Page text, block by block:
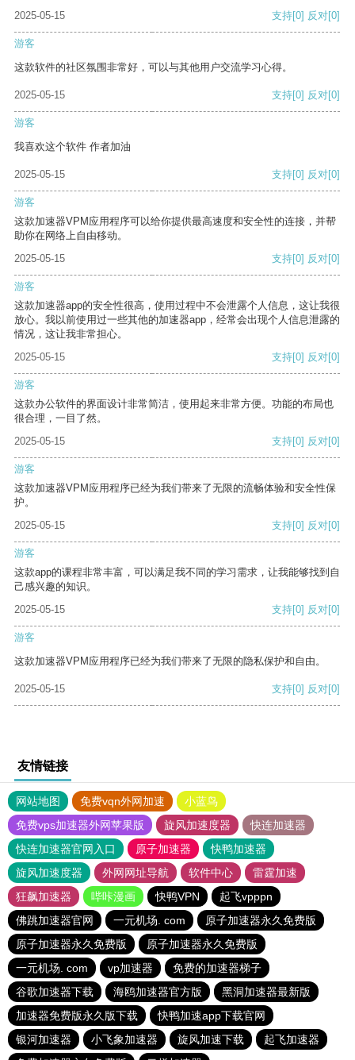
2025-05-15 支持[0] 反对[0]
游客
这款软件的社区氛围非常好，可以与其他用户交流学习心得。
2025-05-15 支持[0] 反对[0]
游客
我喜欢这个软件 作者加油
2025-05-15 支持[0] 反对[0]
游客
这款加速器VPM应用程序可以给你提供最高速度和安全性的连接，并帮
助你在网络上自由移动。
2025-05-15
支持[0] 反对[0]
游客
这款加速器app的安全性很高，使用过程中不会泄露个人信息，这让我很
放心。我以前使用过一些其他的加速器app，经常会出现个人信息泄露的
情况，这让我非常担心。
2025-05-15
支持[0] 反对[0]
游客
这款办公软件的界面设计非常简洁，使用起来非常方便。功能的布局也
很合理，一目了然。
2025-05-15
支持[0] 反对[0]
游客
这款加速器VPM应用程序已经为我们带来了无限的流畅体验和安全性保
护。
2025-05-15
支持[0] 反对[0]
游客
这款app的课程非常丰富，可以满足我不同的学习需求，让我能够找到自
己感兴趣的知识。
2025-05-15
支持[0] 反对[0]
游客
这款加速器VPM应用程序已经为我们带来了无限的隐私保护和自由。
2025-05-15 支持[0] 反对[0]
友情链接
网站地图 免费vqn外网加速
小蓝鸟
免费vps加速器外网苹果版
旋风加速度器
快连加速器
快连加速器官网入口
原子加速器
快鸭加速器
旋风加速度器
外网网址导航 软件中心
雷霆加速
狂飙加速器
哔咔漫画 快鸭VPN
起飞vpppn
佛跳加速器官网
一元机场. com
原子加速器永久免费版
原子加速器永久免费版
原子加速器永久免费版
一元机场. com
vp加速器
免费的加速器梯子
谷歌加速器下载
海鸥加速器官方版
黑洞加速器最新版
加速器免费版永久版下载
快鸭加速app下载官网
银河加速器
小飞象加速器 旋风加速下载
起飞加速器